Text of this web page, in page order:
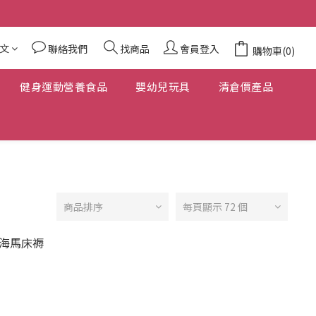
聯絡我們 找商品 會員登入 購物車(0)
健身運動營養食品 嬰幼兒玩具 清倉價產品
商品排序 每頁顯示 72 個